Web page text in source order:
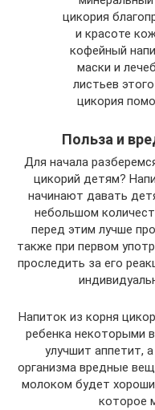
цикория
и красоте
кофейный
маски и
листьев
цикория
Польза и
Для начала
цикорий детям?
начинают давать
небольшом
перед этим лучше
также при первом
проследить за его
Напиток из корня
ребенка некоторыми
улучшит аппетит,
организма вредные
молоком будет
которое